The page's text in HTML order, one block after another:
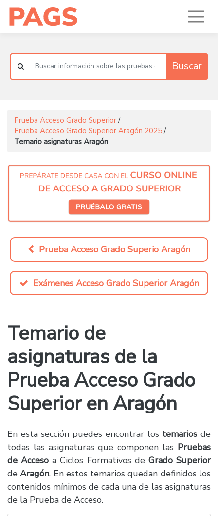
Buscar
Prueba Acceso Grado Superior/
Prueba Acceso Grado Superior Aragón 2025/
Temario asignaturas Aragón
Prueba Acceso Grado Superio Aragón
Exámenes Acceso Grado Superior Aragón
Temario de
asignaturas de la
Prueba Acceso Grado
Superior en Aragón
En esta sección puedes encontrar los temarios de
todas las asignaturas que componen las Pruebas
de Acceso a Ciclos Formativos de Grado Superior
deAragón. En estos temarios quedan definidos los
contenidos mínimos de cada una de las asignaturas
de la Prueba de Acceso.